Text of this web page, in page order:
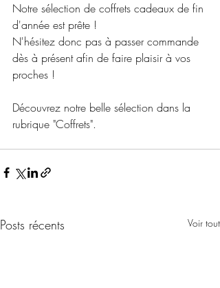
Notre sélection de coffrets cadeaux de fin
d'année est prête !
N'hésitez donc pas à passer commande
dès à présent afin de faire plaisir à vos
proches !
Découvrez notre belle sélection dans la
rubrique "Coffrets".
Posts récents Voir tout